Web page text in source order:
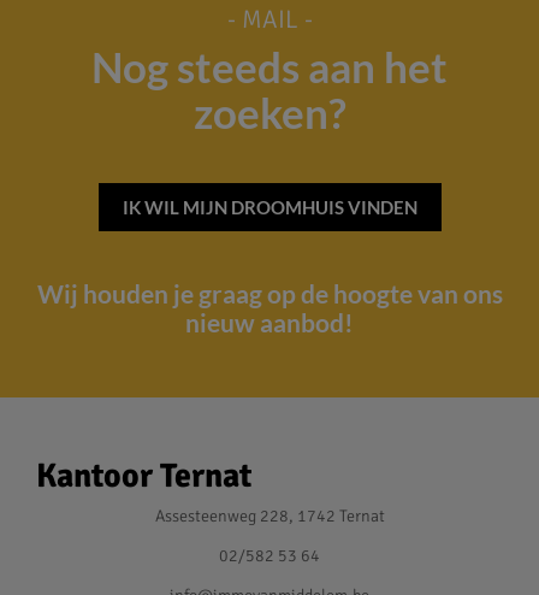
- MAIL -
Nog steeds aan het
zoeken?
IK WIL MIJN DROOMHUIS VINDEN
Wij houden je graag op de hoogte van ons
nieuw aanbod!
Kantoor Ternat
Assesteenweg 228, 1742 Ternat
02/582 53 64